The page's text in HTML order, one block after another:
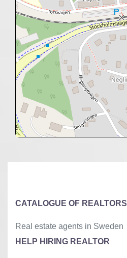
CATALOGUE OF REALTORS
Real estate agents in Sweden
HELP HIRING REALTOR